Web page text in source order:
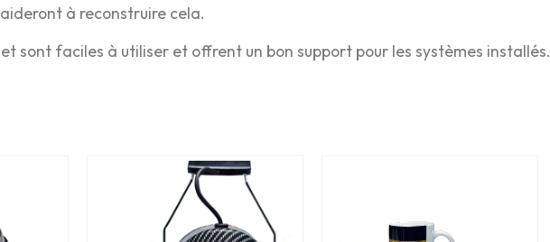
à reconstruire cela.
sont faciles à utiliser et offrent un bon support pour les systèmes installés.